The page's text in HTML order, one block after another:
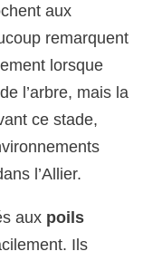
aux
remarquent
lorsque
l’arbre, mais la
ce stade,
l’Allier.
aux poils
Ils